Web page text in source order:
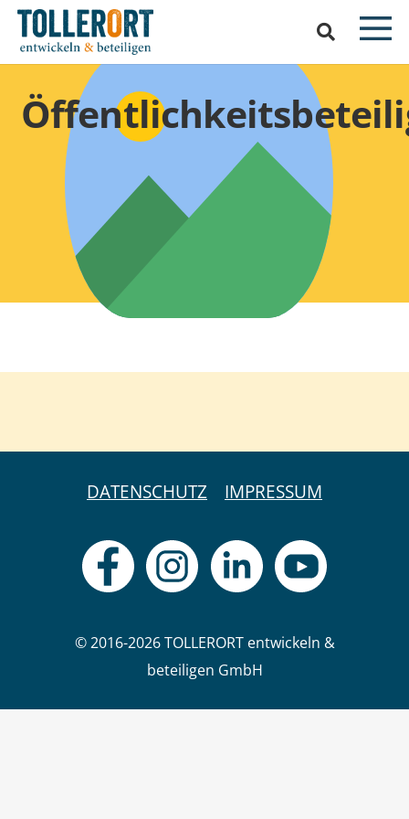
DATENSCHUTZ IMPRESSUM
© 2016-2026 TOLLERORT entwickeln &
beteiligen GmbH